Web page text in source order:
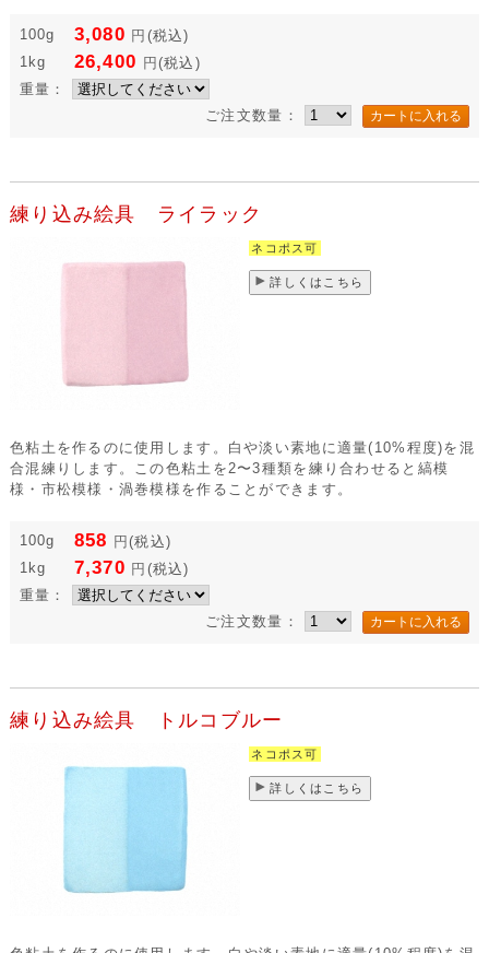
100g 3,080 円 (税込)
1kg
26,400 円 (税込)
重量：
ご注文数量：
練り込み絵具 ライラック
ネコポス可
詳しくはこちら
色粘土を作るのに使用します。白や淡い素地に適量(10%程度)を混
合混練りします。この色粘土を2〜3種類を練り合わせると縞模
様・市松模様・渦巻模様を作ることができます。
100g 858 円 (税込)
1kg
7,370 円 (税込)
重量：
ご注文数量：
練り込み絵具 トルコブルー
ネコポス可
詳しくはこちら